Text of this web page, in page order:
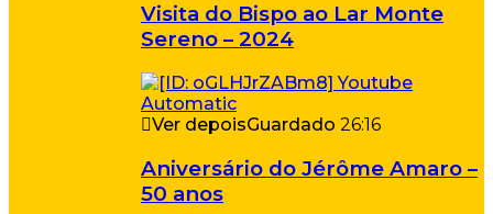
Visita do Bispo ao Lar Monte
Sereno – 2024
Ver depoisGuardado 26:16
Aniversário do Jérôme Amaro –
50 anos